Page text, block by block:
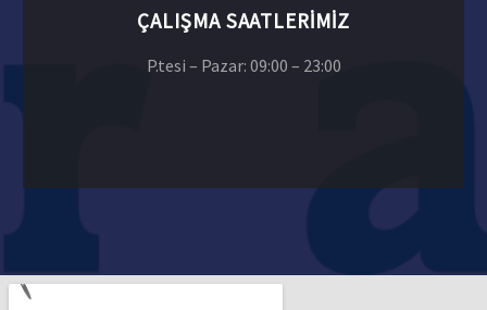
ÇALIŞMA SAATLERIMIZ
P.tesi – Pazar: 09:00 – 23:00